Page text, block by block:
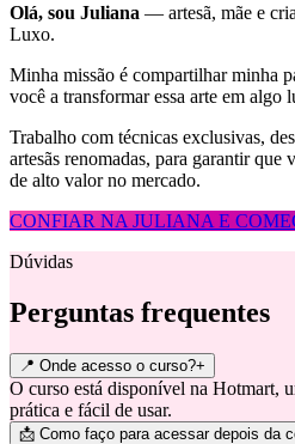
Olá, sou Juliana — artesã, mãe e
Luxo.
Minha missão é compartilhar minha
você a transformar essa arte em algo
Trabalho com técnicas exclusivas,
artesãs renomadas, para garantir que
de alto valor no mercado.
CONFIAR NA JULIANA E
Dúvidas
Perguntas frequentes
📍 Onde acesso o curso?+
O curso está disponível na Hotmart,
prática e fácil de usar.
📩 Como faço para acessar depois da